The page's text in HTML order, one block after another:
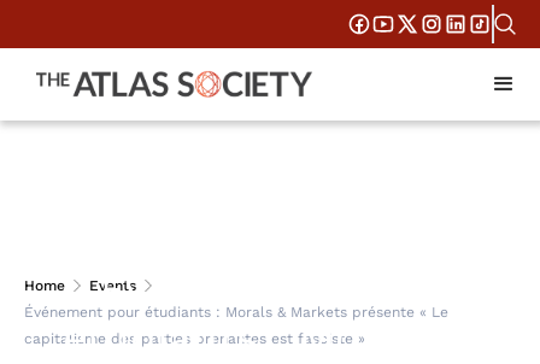
Home
Events
Événement pour étudiants : Morals & Markets présente « Le
capitalisme des parties prenantes est fasciste »
Événement pour
étudiants : Morals &